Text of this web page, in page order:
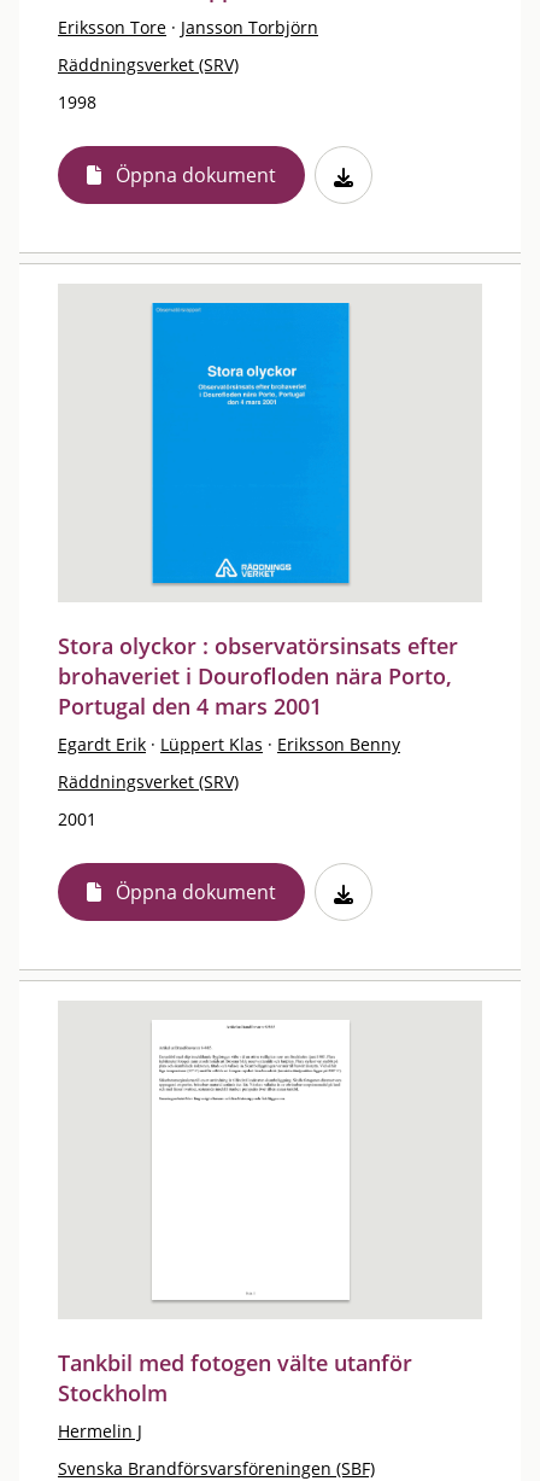
Eriksson Tore · Jansson Torbjörn
Räddningsverket (SRV)
1998
Öppna dokument
Stora olyckor : observatörsinsats efter
brohaveriet i Dourofloden nära Porto,
Portugal den 4 mars 2001
Egardt Erik · Lüppert Klas · Eriksson Benny
Räddningsverket (SRV)
2001
Öppna dokument
Tankbil med fotogen välte utanför
Stockholm
Hermelin J
Svenska Brandförsvarsföreningen (SBF)